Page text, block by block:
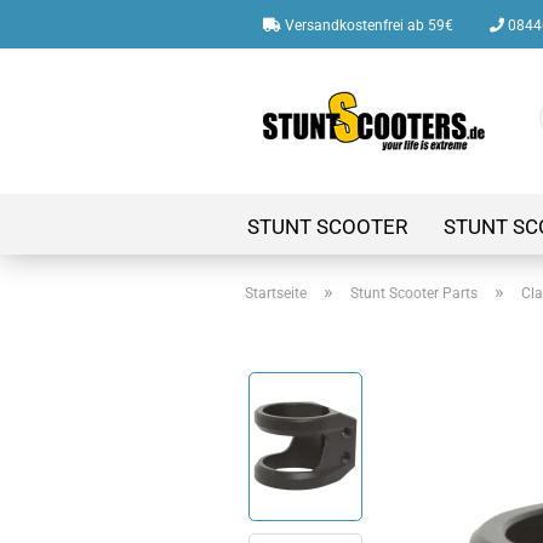
Versandkostenfrei ab 59€
STUNT SCOOTER STUNT
Startseite » Stunt Scooter Parts »